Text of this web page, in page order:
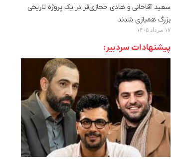
سعید آقاخانی و هادی حجازی‌فر در یک پروژه تاریخی
بزرگ همبازی شدند
۱۷ مرداد ۱۴۰۵
پیشنهادات سردبیر: